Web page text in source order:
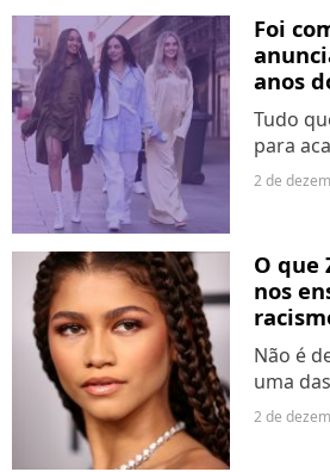
versão
criador...
Foi
anos
Tudo
para
mais B
2 de
O que
nos
Não é
uma
sobre a
2 de